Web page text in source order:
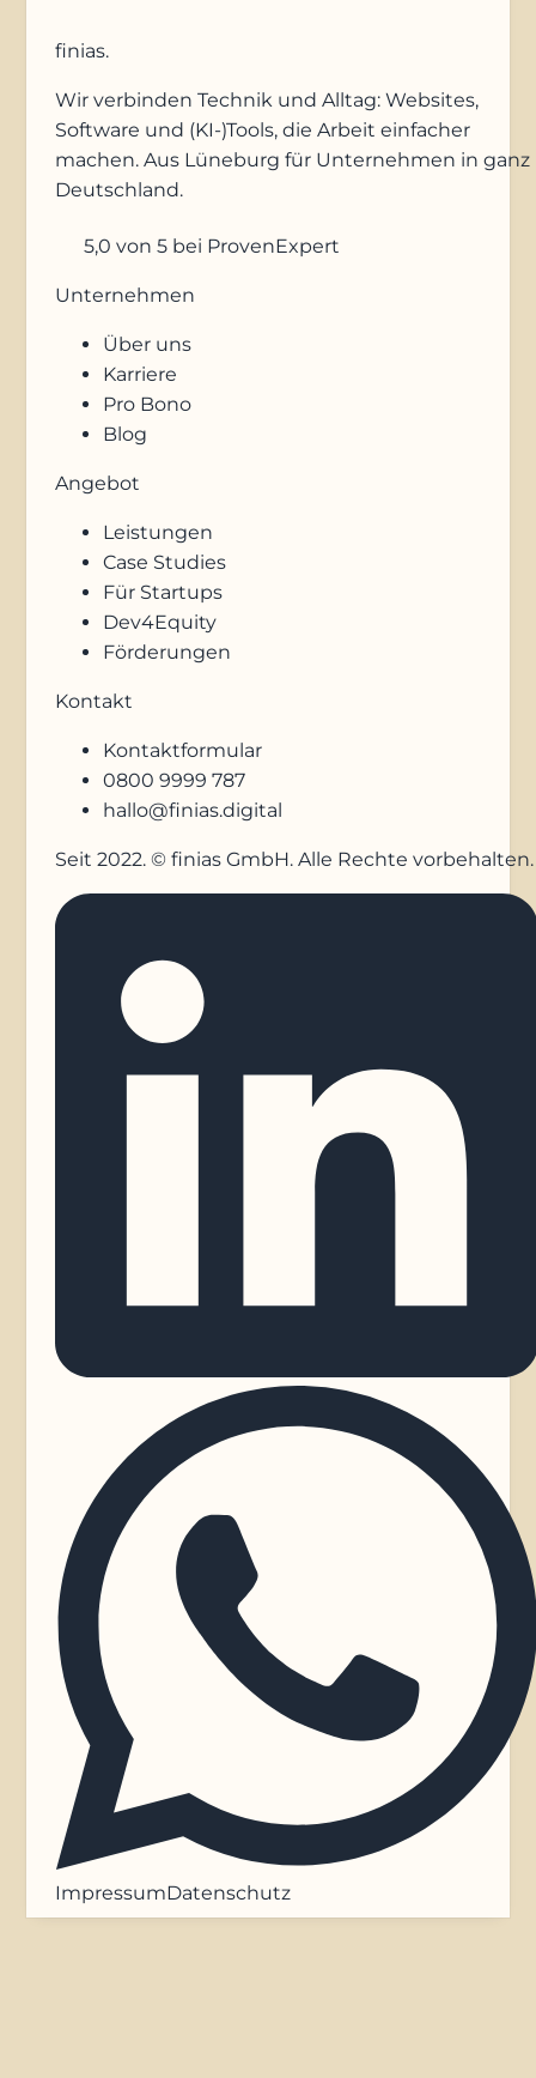
finias.
Wir verbinden Technik und Alltag: Websites,
Software und (KI-)Tools, die Arbeit einfacher
machen. Aus Lüneburg für Unternehmen in ganz
Deutschland.
5,0 von 5 bei ProvenExpert
Unternehmen
Über uns
Karriere
Pro Bono
Blog
Angebot
Leistungen
Case Studies
Für Startups
Dev4Equity
Förderungen
Kontakt
Kontaktformular
0800 9999 787
hallo@finias.digital
Seit 2022. © finias GmbH. Alle Rechte vorbehalten.
ImpressumDatenschutz